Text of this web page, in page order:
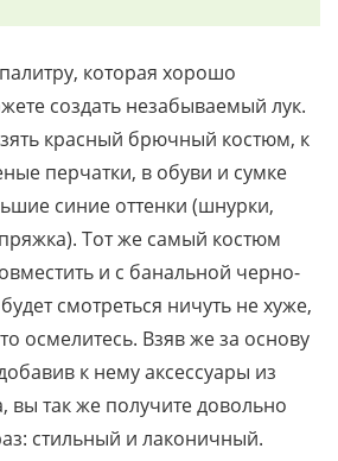
которая хорошо
создать незабываемый лук.
красный брючный костюм, к
перчатки, в обуви и сумке
синие оттенки (шнурки,
Тот же самый костюм
и с банальной черно-
смотреться ничуть не хуже,
осмелитесь. Взяв же за основу
к нему аксессуары из
вы так же получите довольно
стильный и лаконичный.